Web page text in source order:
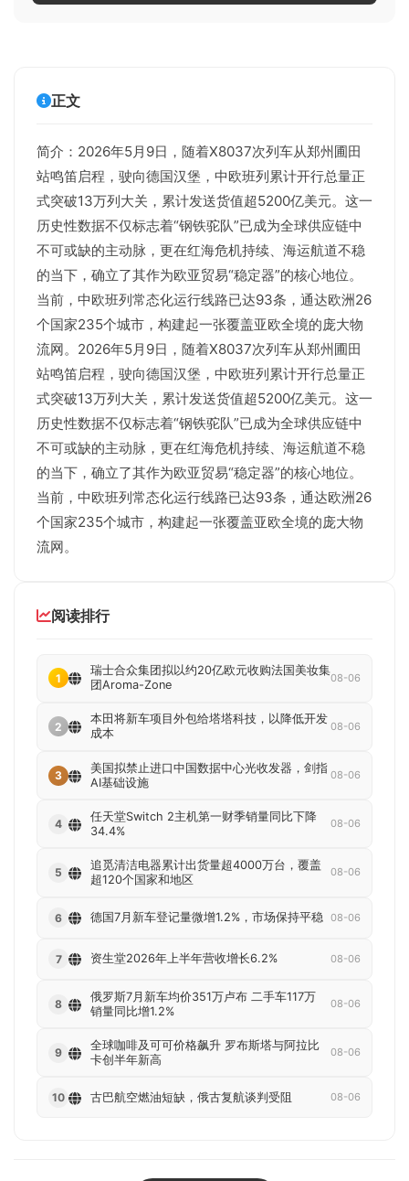
正文
简介：2026年5月9日，随着X8037次列车从郑州圃田
站鸣笛启程，驶向德国汉堡，中欧班列累计开行总量正
式突破13万列大关，累计发送货值超5200亿美元。这一
历史性数据不仅标志着“钢铁驼队”已成为全球供应链中
不可或缺的主动脉，更在红海危机持续、海运航道不稳
的当下，确立了其作为欧亚贸易“稳定器”的核心地位。
当前，中欧班列常态化运行线路已达93条，通达欧洲26
个国家235个城市，构建起一张覆盖亚欧全境的庞大物
流网。2026年5月9日，随着X8037次列车从郑州圃田
站鸣笛启程，驶向德国汉堡，中欧班列累计开行总量正
式突破13万列大关，累计发送货值超5200亿美元。这一
历史性数据不仅标志着“钢铁驼队”已成为全球供应链中
不可或缺的主动脉，更在红海危机持续、海运航道不稳
的当下，确立了其作为欧亚贸易“稳定器”的核心地位。
当前，中欧班列常态化运行线路已达93条，通达欧洲26
个国家235个城市，构建起一张覆盖亚欧全境的庞大物
流网。
阅读排行
1
瑞士合众集团拟以约20亿欧元收购法国美妆集
团Aroma-Zone
08-06
2
本田将新车项目外包给塔塔科技，以降低开发
成本
08-06
3
美国拟禁止进口中国数据中心光收发器，剑指
AI基础设施
08-06
4
任天堂Switch 2主机第一财季销量同比下降
34.4%
08-06
5
追觅清洁电器累计出货量超4000万台，覆盖
超120个国家和地区
08-06
6 德国7月新车登记量微增1.2%，市场保持平稳 08-06
7 资生堂2026年上半年营收增长6.2% 08-06
8
俄罗斯7月新车均价351万卢布 二手车117万
销量同比增1.2%
08-06
9
全球咖啡及可可价格飙升 罗布斯塔与阿拉比
卡创半年新高
08-06
10 古巴航空燃油短缺，俄古复航谈判受阻 08-06